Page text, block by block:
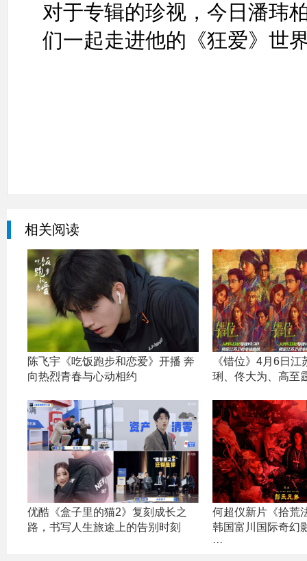
对于专辑的珍视，今日潘玮
们一起走进他的《狂爱》世
相关阅读
陈飞宇《吃饭跑步和恋爱》开播 奔
向热烈青春与心动相约
《错位》4月6日
琍、佟大为、高至
优酷《盒子里的猫2》复刻成长之
路，书写人生旅途上的告别时刻
何超仪新片《拾荒
韩国富川国际奇幻
···